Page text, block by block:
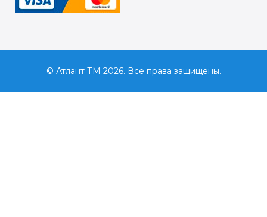
© Атлант ТМ 2026. Все права защищены.